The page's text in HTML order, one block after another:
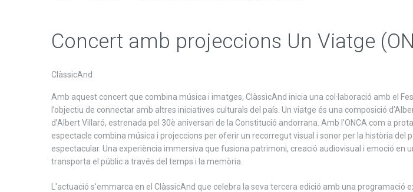
Concert amb projeccions Un Viatge
ClàssicAnd
Amb aquest concert que combina música i imatges, ClàssicAnd inicia una col·laboració amb el
l’objectiu de connectar amb altres iniciatives culturals del país. Un viatge és una composició
d’Albert Villaró, estrenada pel 30è aniversari de la Constitució andorrana. Amb l’ONCA com a
espectacle combina música i projeccions per oferir un recorregut visual i sonor per la història del
espectacular. Una experiència immersiva que fusiona patrimoni, creació audiovisual i emoció en
transporta el públic a través del temps i la memòria.
L'actuació s'emmarca en el ClàssicAnd que celebra la seva tercera edició amb una programació